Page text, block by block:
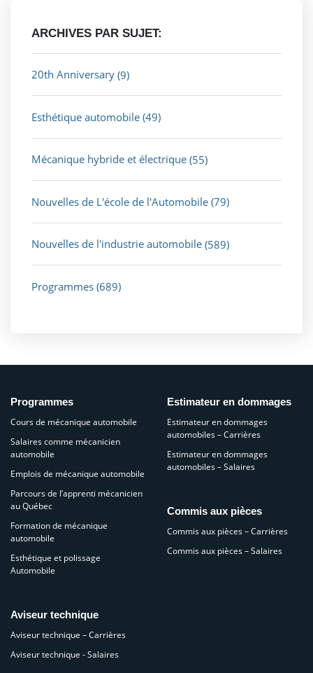
ARCHIVES PAR SUJET:
20th Anniversary (9)
Esthétique automobile (49)
Mécanique hybride et électrique (55)
Nouvelles de L'école de l'Automobile (79)
Nouvelles de l'industrie automobile (589)
Programmes (689)
Programmes
Cours de mécanique automobile
Salaires comme mécanicien
automobile
Emplois de mécanique automobile
Parcours de l’apprenti mécanicien
au Québec
Formation de mécanique
automobile
Esthétique et polissage
Automobile
Aviseur technique
Aviseur technique – Carrières
Aviseur technique - Salaires
Estimateur en dommages
Estimateur en dommages
automobiles – Carrières
Estimateur en dommages
automobiles – Salaires
Commis aux pièces
Commis aux pièces – Carrières
Commis aux pièces – Salaires